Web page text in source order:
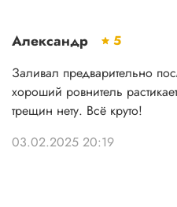
Александр
5
Заливал предварительно
хороший ровнитель
трещин нету. Всё круто!
03.02.2025 20:19